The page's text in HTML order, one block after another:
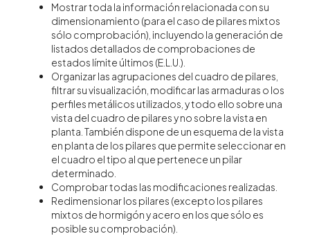
Mostrar toda la información relacionada con su
dimensionamiento (para el caso de pilares mixtos
sólo comprobación), incluyendo la generación de
listados detallados de comprobaciones de
estados límite últimos (E.L.U.).
Organizar las agrupaciones del cuadro de pilares,
filtrar su visualización, modificar las armaduras o los
perfiles metálicos utilizados, y todo ello sobre una
vista del cuadro de pilares y no sobre la vista en
planta. También dispone de un esquema de la vista
en planta de los pilares que permite seleccionar en
el cuadro el tipo al que pertenece un pilar
determinado.
Comprobar todas las modificaciones realizadas.
Redimensionar los pilares (excepto los pilares
mixtos de hormigón y acero en los que sólo es
posible su comprobación).